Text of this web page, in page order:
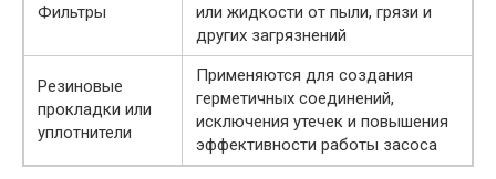
Фильтры
или жидкости от пыли, грязи и
других загрязнений
Резиновые
прокладки или
уплотнители
Применяются для создания
герметичных соединений,
исключения утечек и повышения
эффективности работы засоса